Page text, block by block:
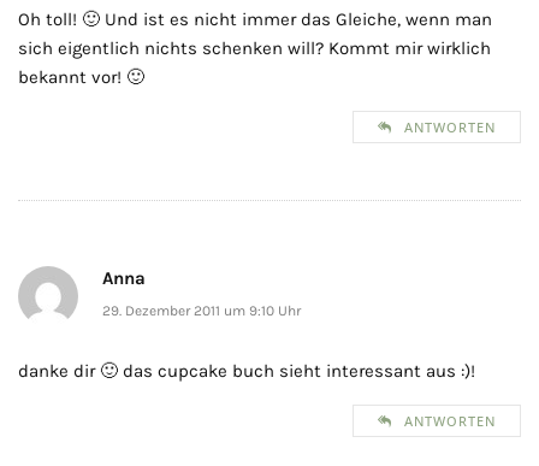
Oh toll! 🙂 Und ist es nicht immer das Gleiche, wenn man
sich eigentlich nichts schenken will? Kommt mir wirklich
bekannt vor! 🙂
ANTWORTEN
Anna
29. Dezember 2011 um 9:10 Uhr
danke dir 🙂 das cupcake buch sieht interessant aus :)!
ANTWORTEN